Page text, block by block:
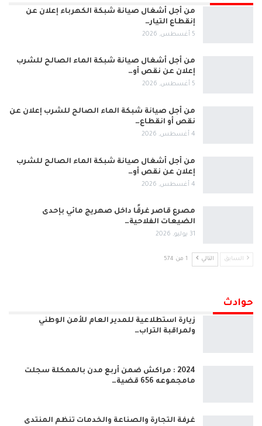
من أجل أشغال صيانة شبكة الكهرباء إعلان عن
إنقطاع التيار…
5 أغسطس, 2026
من أجل أشغال صيانة شبكة الماء الصالح للشرب
إعلان عن نقص أو…
5 أغسطس, 2026
من أجل صيانة شبكة الماء الصالح للشرب إعلان عن
نقص أو انقطاع…
4 أغسطس, 2026
من أجل أشغال صيانة شبكة الماء الصالح للشرب
إعلان عن نقص أو…
4 أغسطس, 2026
مصرع قاصر غرقًا داخل صهريج مائي بإحدى
الضيعات الفلاحية…
31 يوليو, 2026
السابق التالي 1 من 574
حوادث
زيارة استطلاعية للمدير العام للأمن الوطني
ولمراقبة التراب…
2024 : مراكش ضمن أربع مدن بالممكلة سجلت
مامجموعه 656 قضية…
غرفة التجارة والصناعة والخدمات تنظم المنتدى